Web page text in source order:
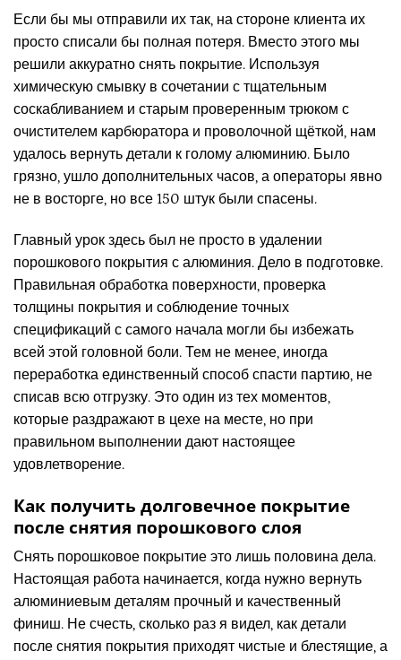
Если бы мы отправили их так, на стороне клиента их
просто списали бы полная потеря. Вместо этого мы
решили аккуратно снять покрытие. Используя
химическую смывку в сочетании с тщательным
соскабливанием и старым проверенным трюком с
очистителем карбюратора и проволочной щёткой, нам
удалось вернуть детали к голому алюминию. Было
грязно, ушло дополнительных часов, а операторы явно
не в восторге, но все 150 штук были спасены.
Главный урок здесь был не просто в удалении
порошкового покрытия с алюминия. Дело в подготовке.
Правильная обработка поверхности, проверка
толщины покрытия и соблюдение точных
спецификаций с самого начала могли бы избежать
всей этой головной боли. Тем не менее, иногда
переработка единственный способ спасти партию, не
списав всю отгрузку. Это один из тех моментов,
которые раздражают в цехе на месте, но при
правильном выполнении дают настоящее
удовлетворение.
Как получить долговечное покрытие
после снятия порошкового слоя
Снять порошковое покрытие это лишь половина дела.
Настоящая работа начинается, когда нужно вернуть
алюминиевым деталям прочный и качественный
финиш. Не счесть, сколько раз я видел, как детали
после снятия покрытия приходят чистые и блестящие, а